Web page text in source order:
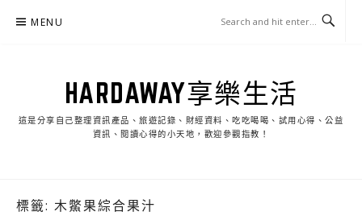
MENU
HARDAWAY享樂生活
這是分享自己整理資訊產品、旅遊記錄、財經資料、吃吃喝喝、試用心得、公益
資訊、閱讀心得的小天地，歡迎參觀指教！
標籤: 木鱉果綜合果汁